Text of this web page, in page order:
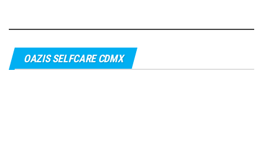
OAZIS SELFCARE CDMX